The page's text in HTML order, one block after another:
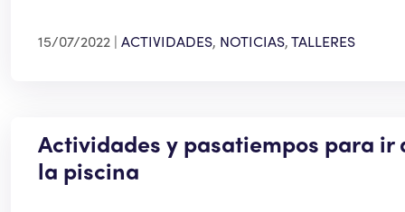
15/07/2022 ACTIVIDADES, NOTICIAS,TALLERES
Actividades y pasatiempos para ir
la piscina